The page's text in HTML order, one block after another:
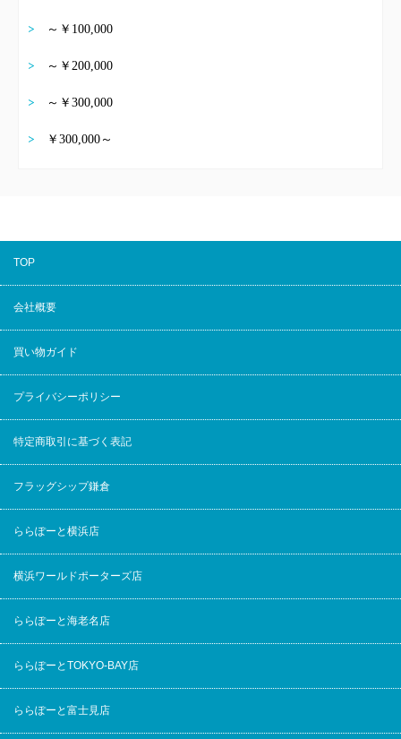
～￥100,000
～￥200,000
～￥300,000
￥300,000～
TOP
会社概要
買い物ガイド
プライバシーポリシー
特定商取引に基づく表記
フラッグシップ鎌倉
ららぽーと横浜店
横浜ワールドポーターズ店
ららぽーと海老名店
ららぽーとTOKYO-BAY店
ららぽーと富士見店